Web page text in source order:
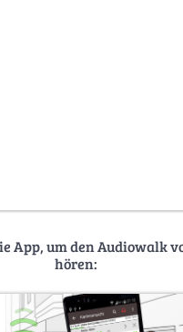
App, um den Audiowalk
hören: